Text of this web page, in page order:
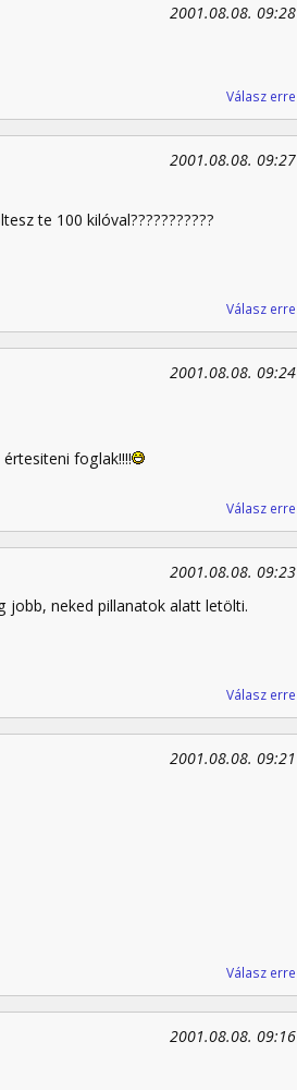
2001.08.08. 09:28
Válasz erre
2001.08.08. 09:27
te 100 kilóval???????????
Válasz erre
2001.08.08. 09:24
foglak!!!!
Válasz erre
2001.08.08. 09:23
jobb, neked pillanatok alatt letölti.
Válasz erre
2001.08.08. 09:21
Válasz erre
2001.08.08. 09:16